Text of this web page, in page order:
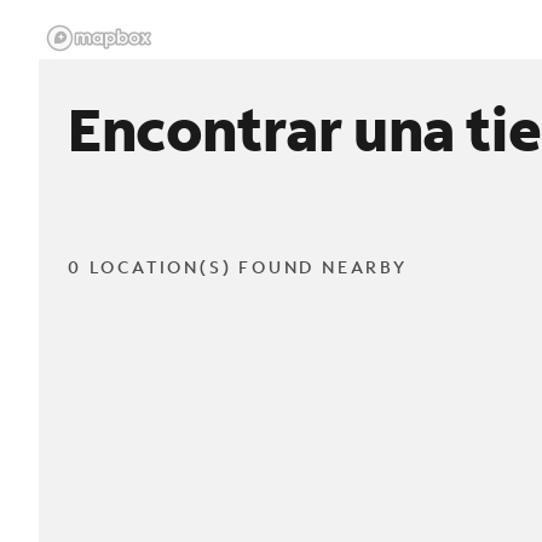
Encontrar una
0 LOCATION(S) FOUND NEARBY